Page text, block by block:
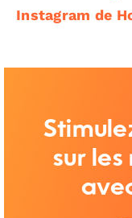
Instagram de
sur